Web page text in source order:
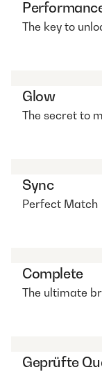
The key to
Glow
The secret to
Sync
Perfect Match
Complete
The ultimate
Geprüfte